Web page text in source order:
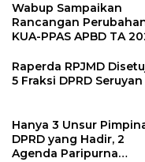
Wabup Sampaikan
Rancangan
KUA-PPAS APBD TA
Raperda RPJMD
5 Fraksi DPRD Seruyan
Hanya 3 Unsur
DPRD yang Hadir, 2
Agenda Paripurna